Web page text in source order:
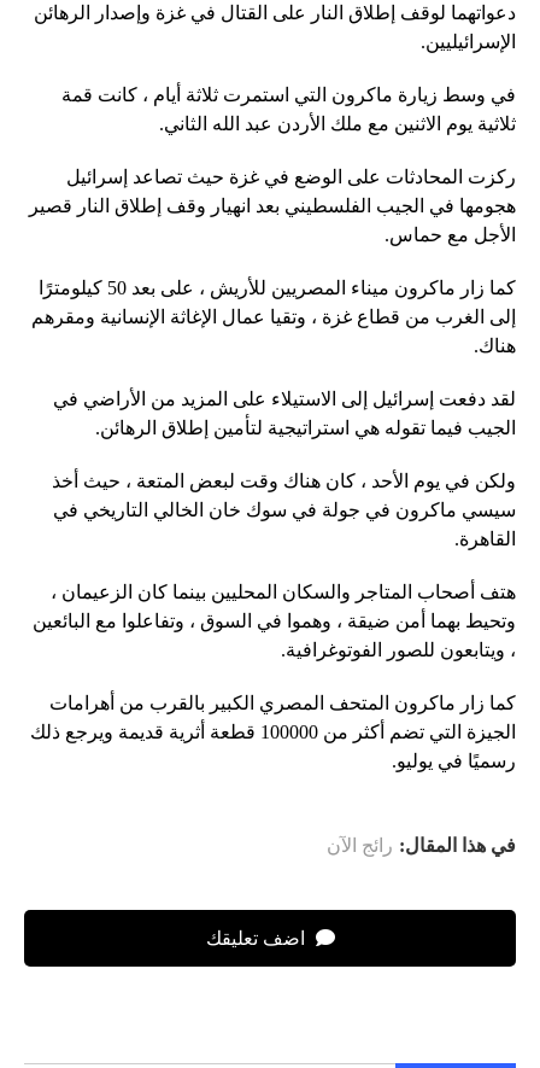
دعواتهما لوقف إطلاق النار على القتال في غزة وإصدار الرهائن
الإسرائيليين.
في وسط زيارة ماكرون التي استمرت ثلاثة أيام ، كانت قمة
ثلاثية يوم الاثنين مع ملك الأردن عبد الله الثاني.
ركزت المحادثات على الوضع في غزة حيث تصاعد إسرائيل
هجومها في الجيب الفلسطيني بعد انهيار وقف إطلاق النار قصير
الأجل مع حماس.
كما زار ماكرون ميناء المصريين للأريش ، على بعد 50 كيلومترًا
إلى الغرب من قطاع غزة ، وتقيا عمال الإغاثة الإنسانية ومقرهم
هناك.
لقد دفعت إسرائيل إلى الاستيلاء على المزيد من الأراضي في
الجيب فيما تقوله هي استراتيجية لتأمين إطلاق الرهائن.
ولكن في يوم الأحد ، كان هناك وقت لبعض المتعة ، حيث أخذ
سيسي ماكرون في جولة في سوك خان الخالي التاريخي في
القاهرة.
هتف أصحاب المتاجر والسكان المحليين بينما كان الزعيمان ،
وتحيط بهما أمن ضيقة ، وهموا في السوق ، وتفاعلوا مع البائعين
، ويتابعون للصور الفوتوغرافية.
كما زار ماكرون المتحف المصري الكبير بالقرب من أهرامات
الجيزة التي تضم أكثر من 100000 قطعة أثرية قديمة ويرجع ذلك
رسميًا في يوليو.
في هذا المقال: رائج الآن
اضف تعليقك